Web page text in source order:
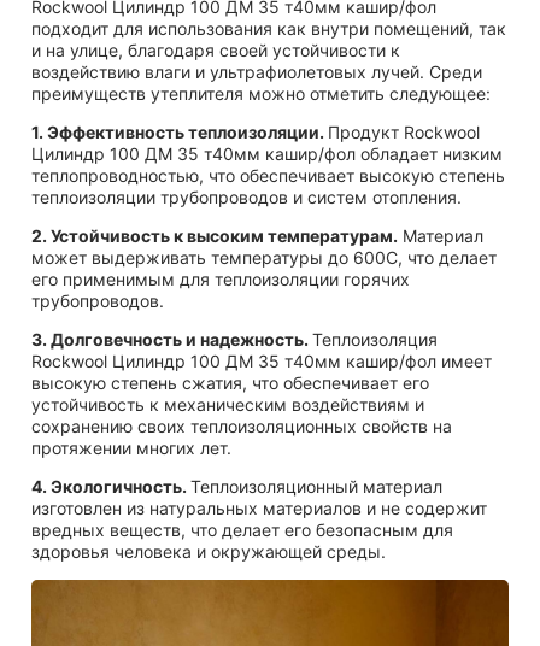
Rockwool Цилиндр 100 ДМ 35 т40мм кашир/фол
подходит для использования как внутри помещений, так
и на улице, благодаря своей устойчивости к
воздействию влаги и ультрафиолетовых лучей. Среди
преимуществ утеплителя можно отметить следующее:
1. Эффективность теплоизоляции. Продукт Rockwool
Цилиндр 100 ДМ 35 т40мм кашир/фол обладает низким
теплопроводностью, что обеспечивает высокую степень
теплоизоляции трубопроводов и систем отопления.
2. Устойчивость к высоким температурам. Материал
может выдерживать температуры до 600С, что делает
его применимым для теплоизоляции горячих
трубопроводов.
3. Долговечность и надежность. Теплоизоляция
Rockwool Цилиндр 100 ДМ 35 т40мм кашир/фол имеет
высокую степень сжатия, что обеспечивает его
устойчивость к механическим воздействиям и
сохранению своих теплоизоляционных свойств на
протяжении многих лет.
4. Экологичность. Теплоизоляционный материал
изготовлен из натуральных материалов и не содержит
вредных веществ, что делает его безопасным для
здоровья человека и окружающей среды.